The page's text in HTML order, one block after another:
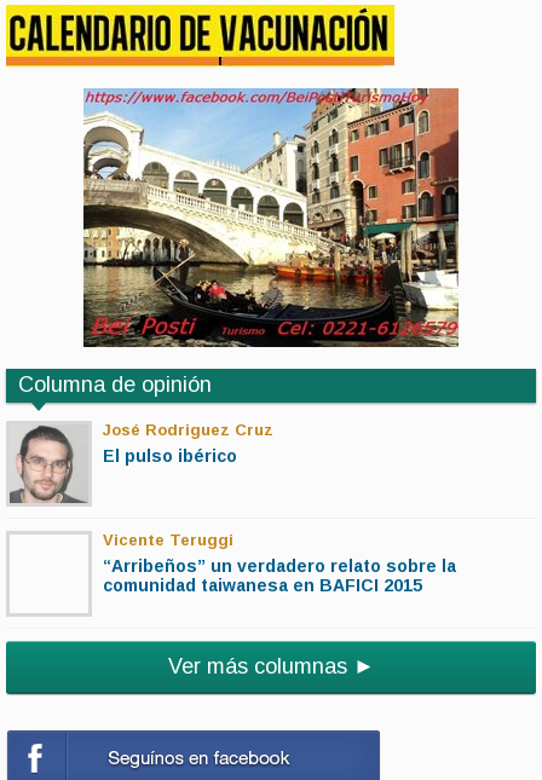
Columna de opinión
José Rodriguez Cruz
El pulso ibérico
Vicente Teruggi
“Arribeños” un verdadero relato sobre la
comunidad taiwanesa en BAFICI 2015
Ver más columnas ►